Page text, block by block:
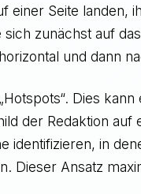
einer Seite landen,
zunächst auf
und dann
Dies kann
der Redaktion auf
identifizieren, in
Dieser Ansatz